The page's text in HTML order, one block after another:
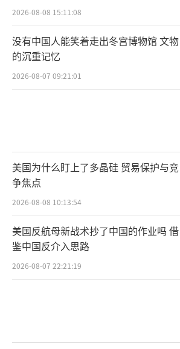
2026-08-08 15:11:08
没有中国人能笑着走出冬宫博物馆 文物
的沉重记忆
2026-08-07 09:21:01
美国为什么盯上了多晶硅 贸易保护与竞
争焦点
2026-08-08 10:13:54
美国反航母新战术抄了中国的作业吗 借
鉴中国反介入思路
2026-08-07 22:21:19